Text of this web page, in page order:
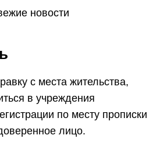
новости
с места жительства,
в учреждения
по месту прописки
лицо.